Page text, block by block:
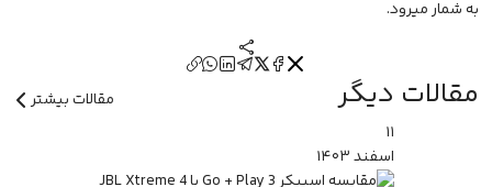
به شمار میرود.
مقالات دیگر
مقالات بیشتر
۱۱
اسفند۱۴۰۳